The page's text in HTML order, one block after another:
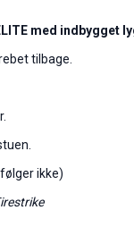
med indbygget
tilbage.
ikke)